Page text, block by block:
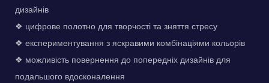
дизайнів
❖ цифрове полотно для творчості та зняття стресу
❖ експериментування з яскравими комбінаціями кольорів
❖ можливість повернення до попередніх дизайнів для
подальшого вдосконалення